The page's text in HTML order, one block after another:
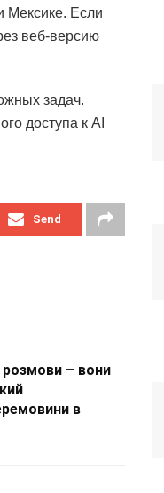
Мексике. Если
веб-версию
задач.
доступа к AI
Send
– вони
в